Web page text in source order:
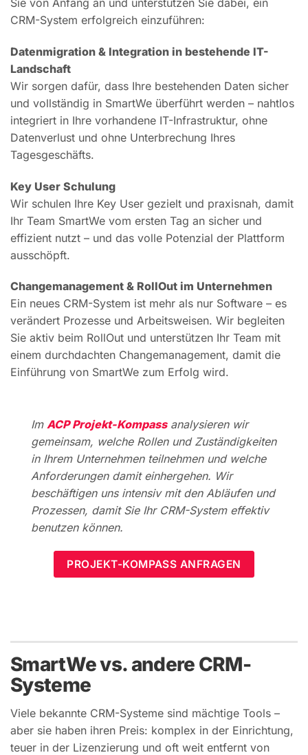
Sie von Anfang an und unterstützen Sie dabei, ein
CRM-System erfolgreich einzuführen:
Datenmigration & Integration in bestehende IT-
Landschaft
Wir sorgen dafür, dass Ihre bestehenden Daten sicher
und vollständig in SmartWe überführt werden – nahtlos
integriert in Ihre vorhandene IT-Infrastruktur, ohne
Datenverlust und ohne Unterbrechung Ihres
Tagesgeschäfts.
Key User Schulung
Wir schulen Ihre Key User gezielt und praxisnah, damit
Ihr Team SmartWe vom ersten Tag an sicher und
effizient nutzt – und das volle Potenzial der Plattform
ausschöpft.
Changemanagement & RollOut im Unternehmen
Ein neues CRM-System ist mehr als nur Software – es
verändert Prozesse und Arbeitsweisen. Wir begleiten
Sie aktiv beim RollOut und unterstützen Ihr Team mit
einem durchdachten Changemanagement, damit die
Einführung von SmartWe zum Erfolg wird.
Im ACP Projekt-Kompassanalysieren wir
gemeinsam, welche Rollen und Zuständigkeiten
in Ihrem Unternehmen teilnehmen und welche
Anforderungen damit einhergehen. Wir
beschäftigen uns intensiv mit den Abläufen und
Prozessen, damit Sie Ihr CRM-System effektiv
benutzen können.
PROJEKT-KOMPASS ANFRAGEN
SmartWe vs. andere CRM-
Systeme
Viele bekannte CRM-Systeme sind mächtige Tools –
aber sie haben ihren Preis: komplex in der Einrichtung,
teuer in der Lizenzierung und oft weit entfernt von